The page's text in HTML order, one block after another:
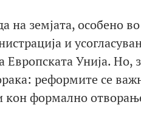
на земјата, особено
и
Унија. Но,
реформите се
кон формално